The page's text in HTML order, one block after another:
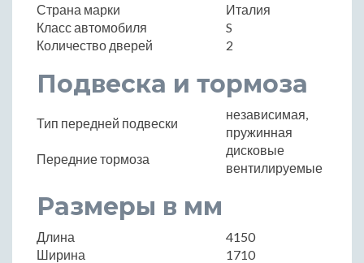
Страна марки
Италия
Класс автомобиля
S
Количество дверей
2
Подвеска и тормоза
Тип передней подвески
независимая,
пружинная
Передние тормоза
дисковые
вентилируемые
Размеры в мм
Длина
4150
Ширина
1710